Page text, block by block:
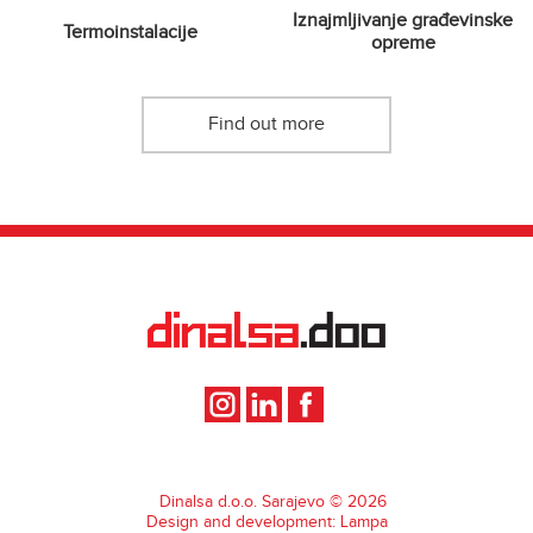
Termoinstalacije
Iznajmljivanje građevinske
opreme
Find out more
Dinalsa d.o.o. Sarajevo © 2026
Design and development: Lampa